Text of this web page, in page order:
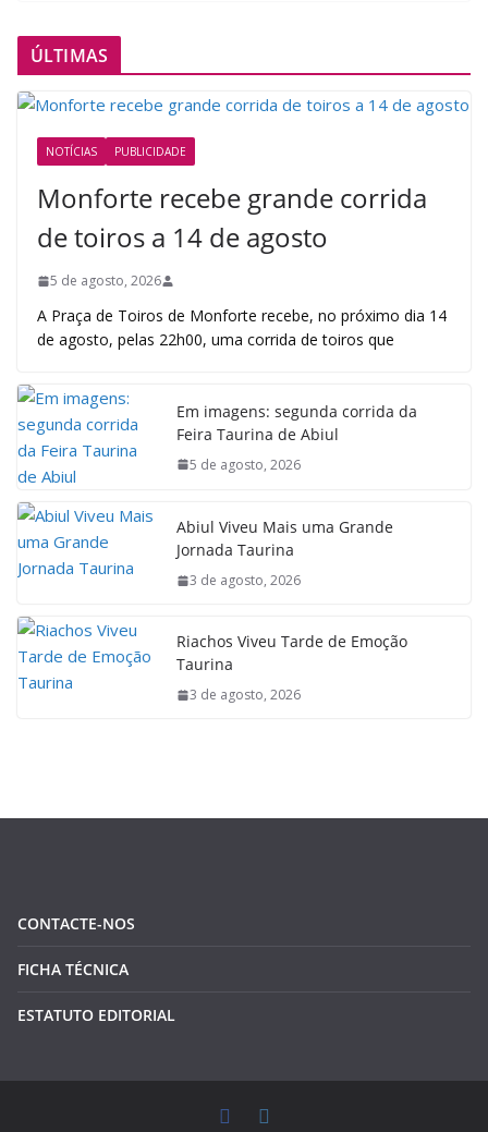
ÚLTIMAS
NOTÍCIAS PUBLICIDADE
Monforte recebe grande corrida
de toiros a 14 de agosto
5 de agosto, 2026
A Praça de Toiros de Monforte recebe, no próximo dia 14
de agosto, pelas 22h00, uma corrida de toiros que
Em imagens: segunda corrida da
Feira Taurina de Abiul
5 de agosto, 2026
Abiul Viveu Mais uma Grande
Jornada Taurina
3 de agosto, 2026
Riachos Viveu Tarde de Emoção
Taurina
3 de agosto, 2026
CONTACTE-NOS
FICHA TÉCNICA
ESTATUTO EDITORIAL